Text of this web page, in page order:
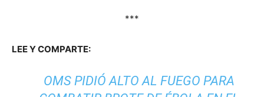
***
LEE Y COMPARTE:
OMS PIDIÓ ALTO AL FUEGO PARA